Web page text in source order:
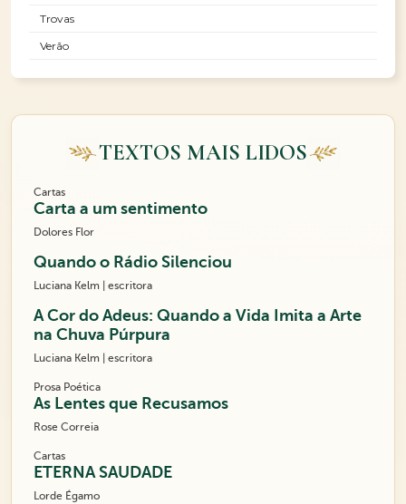
Trovas
Verão
TEXTOS MAIS LIDOS
Cartas
Carta a um sentimento
Dolores Flor
Quando o Rádio Silenciou
Luciana Kelm | escritora
A Cor do Adeus: Quando a Vida Imita a Arte
na Chuva Púrpura
Luciana Kelm | escritora
Prosa Poética
As Lentes que Recusamos
Rose Correia
Cartas
ETERNA SAUDADE
Lorde Égamo